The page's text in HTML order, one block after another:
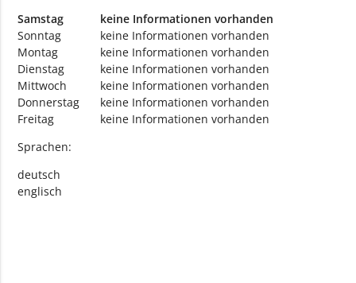
Samstag
keine Informationen vorhanden
Sonntag
keine Informationen vorhanden
Montag
keine Informationen vorhanden
Dienstag
keine Informationen vorhanden
Mittwoch
keine Informationen vorhanden
Donnerstag
keine Informationen vorhanden
Freitag
keine Informationen vorhanden
Sprachen:
deutsch
englisch